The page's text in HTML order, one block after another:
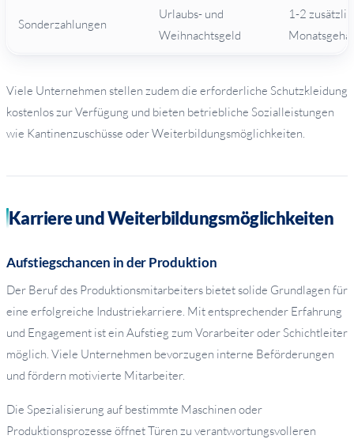
Sonderzahlungen
Urlaubs- und
Weihnachtsgeld
1-2
Viele Unternehmen stellen zudem die erforderliche Schutzkleidung
kostenlos zur Verfügung und bieten betriebliche Sozialleistungen
wie Kantinenzuschüsse oder Weiterbildungsmöglichkeiten.
Karriere und Weiterbildungsmöglichkeiten
Aufstiegschancen in der Produktion
Der Beruf des Produktionsmitarbeiters bietet solide Grundlagen für
eine erfolgreiche Industriekarriere. Mit entsprechender Erfahrung
und Engagement ist ein Aufstieg zum Vorarbeiter oder Schichtleiter
möglich. Viele Unternehmen bevorzugen interne Beförderungen
und fördern motivierte Mitarbeiter.
Die Spezialisierung auf bestimmte Maschinen oder
Produktionsprozesse öffnet Türen zu verantwortungsvolleren